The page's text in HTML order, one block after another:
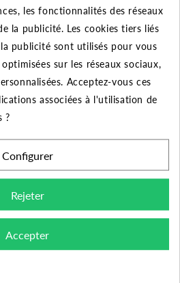
PRODUIT
les fonctionnalités des réseaux
la publicité. Les cookies tiers liés
publicité sont utilisés pour vous
sur les réseaux sociaux,
Acceptez-vous ces
associées à l'utilisation de
?
Configurer
Rejeter
Accepter